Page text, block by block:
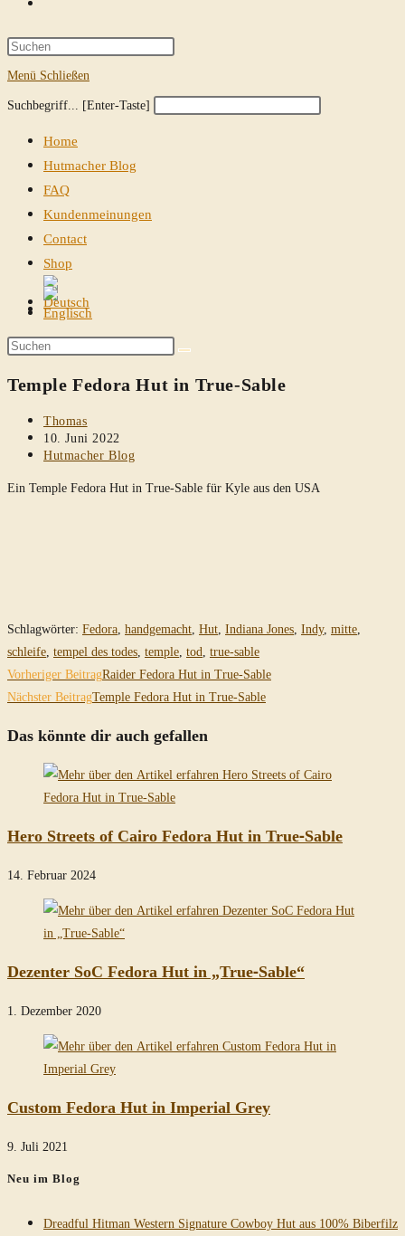
Suche
umschalten
Press
close
Menü Schließen
Diese
durchsuchen
Suchbegriff... [Enter-Taste]
Press
Home
Hutmacher Blog
FAQ
Kundenmeinungen
Contact
Shop
Website-
Suche
umschalten
Diese
durchsuchen
Temple Fedora Hut in True-Sable
Beitrags-
Autor:
Thomas
Beitrag
veröffentlicht:
10. Juni 2022
Beitrags-
Hutmacher Blog
Ein Temple Fedora Hut in True-Sable für Kyle aus den USA
Schlagwörter: Fedora, handgemacht, Hut, Indiana Jones, Indy, mitte,
schleife, tempel des todes, temple, tod, true-sable
Weitere
Artikel
ansehen
Vorheriger BeitragRaider Fedora Hut in True-Sable
Nächster BeitragTemple Fedora Hut in True-Sable
Das könnte dir auch gefallen
Hero Streets of Cairo Fedora Hut in True-Sable
14. Februar 2024
Dezenter SoC Fedora Hut in „True-Sable“
1. Dezember 2020
Custom Fedora Hut in Imperial Grey
9. Juli 2021
Neu im Blog
Dreadful Hitman Western Signature Cowboy Hut aus 100% Biberfilz